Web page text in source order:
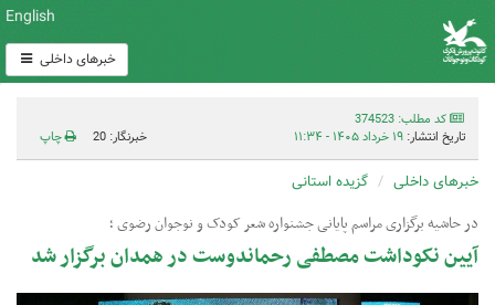
English
خبرهای داخلی
کد مطلب: 374523
تاریخ انتشار: ۱۹ خرداد ۱۴۰۵ - ۱۱:۳۴ خبرنگار: 20 چاپ
خبرهای داخلی گزیده استانی
در حاشیه برگزاری مراسم پایانی جشنواره شعر کودک و نوجوان رضوی ؛‌
آیین نکوداشت مصطفی رحماندوست در همدان برگزار شد